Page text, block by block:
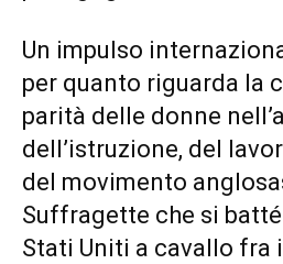
Un impulso
per quanto riguarda la
parità delle donne
dell’istruzione, del
del movimento
Suffragette che si
Stati Uniti a cavallo fra